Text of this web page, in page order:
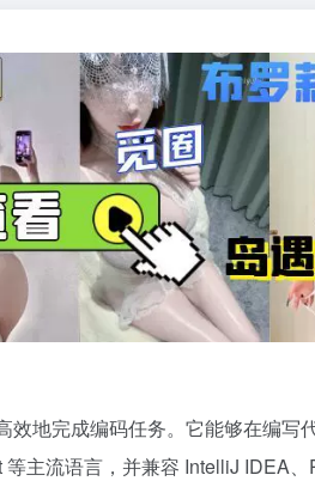
地完成编码任务。它能够在编写
主流语言，并兼容 IntelliJ IDEA